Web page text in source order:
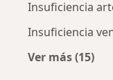
Insuficiencia
Insuficiencia
Ver más (15)